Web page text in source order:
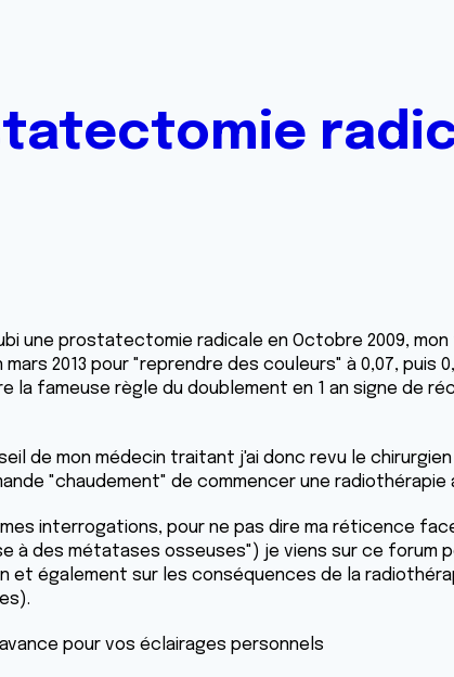
une prostatectomie radicale en Octobre 2009,
mars 2013 pour "reprendre des couleurs" à 0,07, puis
la fameuse règle du doublement en 1 an signe de
de mon médecin traitant j'ai donc revu le
"chaudement" de commencer une radiothérapie
interrogations, pour ne pas dire ma réticence
à des métatases osseuses") je viens sur ce forum
et également sur les conséquences de la
pour vos éclairages personnels